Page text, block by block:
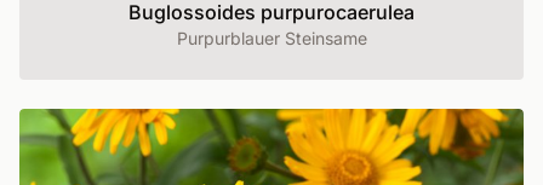
Buglossoides purpurocaerulea
Purpurblauer Steinsame